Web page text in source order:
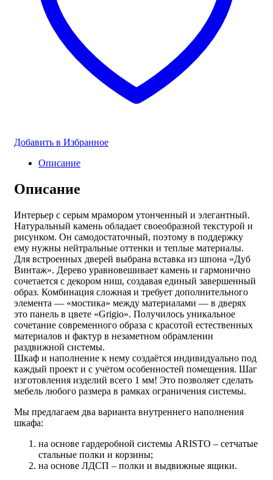
Добавить в Избранное
Описание
Описание
Интерьер с серым мрамором утонченный и элегантный.
Натуральный камень обладает своеобразной текстурой и
рисунком. Он самодостаточный, поэтому в поддержку
ему нужны нейтральные оттенки и теплые материалы.
Для встроенных дверей выбрана вставка из шпона «Дуб
Винтаж». Дерево уравновешивает камень и гармонично
сочетается с декором ниш, создавая единый завершенный
образ. Комбинация сложная и требует дополнительного
элемента — «мостика» между материалами — в дверях
это панель в цвете «Grigio». Получилось уникальное
сочетание современного образа с красотой естественных
материалов и фактур в незаметном обрамлении
раздвижной системы.
Шкаф и наполнение к нему создаётся индивидуально под
каждый проект и с учётом особенностей помещения. Шаг
изготовления изделий всего 1 мм! Это позволяет сделать
мебель любого размера в рамках ограничения системы.
Мы предлагаем два варианта внутреннего наполнения
шкафа:
на основе гардеробной системы ARISTO – сетчатые
стальные полки и корзины;
на основе ЛДСП – полки и выдвижные ящики.